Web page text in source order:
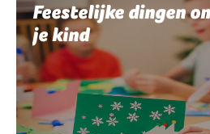
Feestelijke dingen
je kind